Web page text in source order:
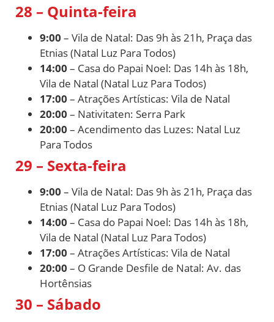
28 – Quinta-feira
9:00 – Vila de Natal: Das 9h às 21h, Praça das
Etnias (Natal Luz Para Todos)
14:00 – Casa do Papai Noel: Das 14h às 18h,
Vila de Natal (Natal Luz Para Todos)
17:00 – Atrações Artísticas: Vila de Natal
20:00 – Nativitaten: Serra Park
20:00 – Acendimento das Luzes: Natal Luz
Para Todos
29 – Sexta-feira
9:00 – Vila de Natal: Das 9h às 21h, Praça das
Etnias (Natal Luz Para Todos)
14:00 – Casa do Papai Noel: Das 14h às 18h,
Vila de Natal (Natal Luz Para Todos)
17:00 – Atrações Artísticas: Vila de Natal
20:00 – O Grande Desfile de Natal: Av. das
Hortênsias
30 – Sábado